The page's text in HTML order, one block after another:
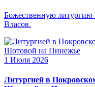
Божественную литургию
Власов.
1 Июля 2026
Литургией в